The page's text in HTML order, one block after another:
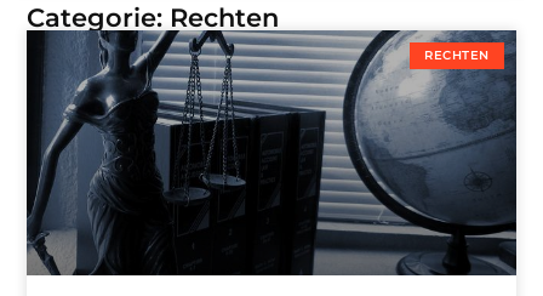
Categorie: Rechten
RECHTEN